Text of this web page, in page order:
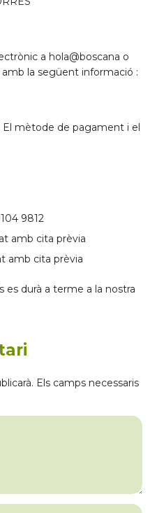
a hola@boscana o
amb la següent informació :
El mètode de pagament i el
9812
amb cita prèvia
amb cita prèvia
es durà a terme a la nostra
Els camps necessaris